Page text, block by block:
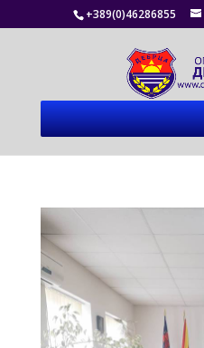
+389(0)46286855